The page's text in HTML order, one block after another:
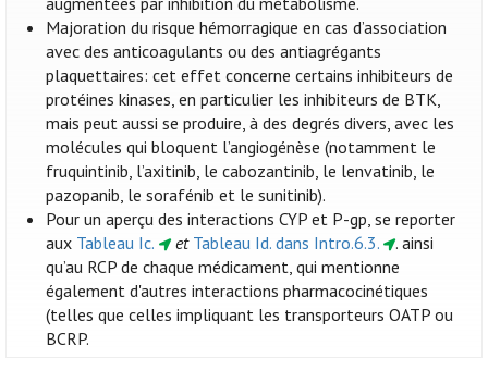
Majoration du risque hémorragique en cas d’association
avec des anticoagulants ou des antiagrégants
plaquettaires: cet effet concerne certains inhibiteurs de
protéines kinases, en particulier les inhibiteurs de BTK,
mais peut aussi se produire, à des degrés divers, avec les
molécules qui bloquent l’angiogénèse (notamment le
fruquintinib, l’axitinib, le cabozantinib, le lenvatinib, le
pazopanib, le sorafénib et le sunitinib).
Pour un aperçu des interactions CYP et P-gp, se reporter
aux Tableau Ic. et Tableau Id. dans Intro.6.3.
. ainsi
qu’au RCP de chaque médicament, qui mentionne
également d'autres interactions pharmacocinétiques
(telles que celles impliquant les transporteurs OATP ou
BCRP.